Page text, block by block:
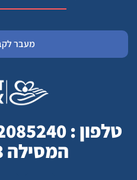
מעבר
המסילה 23 , נשר